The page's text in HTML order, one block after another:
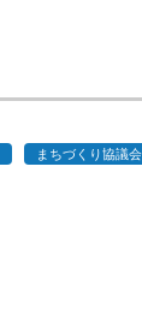
まちづくり協議会